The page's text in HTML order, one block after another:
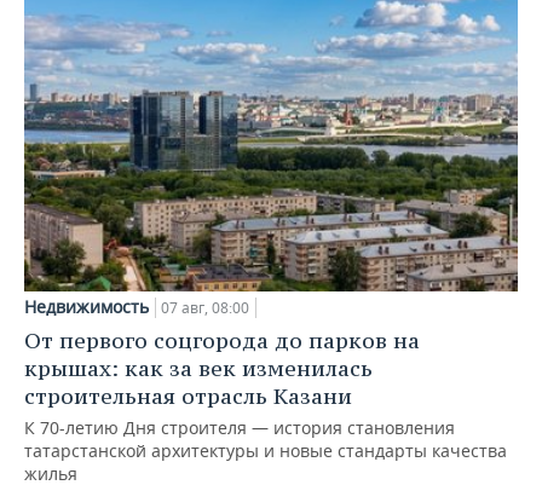
Недвижимость 07 авг, 08:00
От первого соцгорода до парков на
крышах: как за век изменилась
строительная отрасль Казани
К 70-летию Дня строителя — история становления
татарстанской архитектуры и новые стандарты качества
жилья